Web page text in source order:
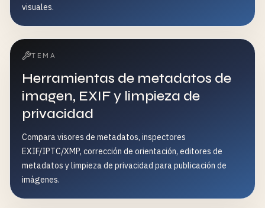
visuales.
TEMA
Herramientas de metadatos de
imagen, EXIF y limpieza de
privacidad
Compara visores de metadatos, inspectores
EXIF/IPTC/XMP, corrección de orientación, editores de
metadatos y limpieza de privacidad para publicación de
imágenes.